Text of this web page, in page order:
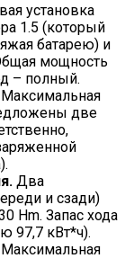
установка
1.5 (который
батарею) и
мощность
– полный.
две
Два
и сзади)
Hm. Запас хода
97,7 кВт*ч).